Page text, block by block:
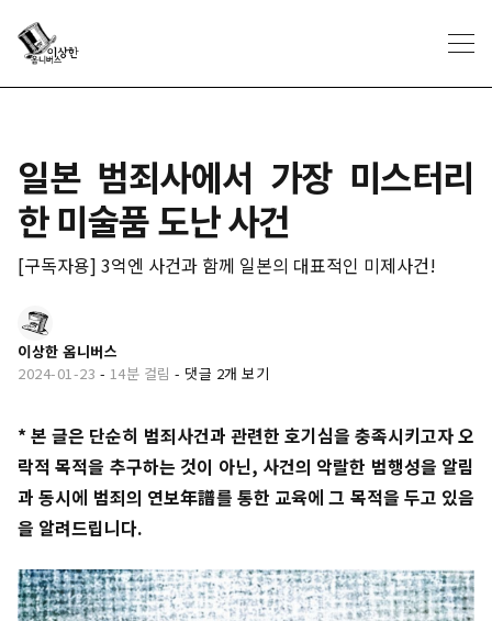
일본 범죄사에서 가장 미스터리
한 미술품 도난 사건
[구독자용] 3억엔 사건과 함께 일본의 대표적인 미제사건!
이상한 옴니버스
2024-01-23 - 14분 걸림 - 댓글 2개 보기
* 본 글은 단순히 범죄사건과 관련한 호기심을 충족시키고자 오
락적 목적을 추구하는 것이 아닌, 사건의 악랄한 범행성을 알림
과 동시에 범죄의 연보年譜를 통한 교육에 그 목적을 두고 있음
을 알려드립니다.